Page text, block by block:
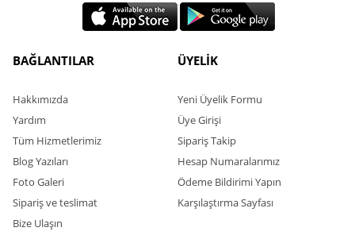
BAĞLANTILAR
Hakkımızda
Yardım
Tüm Hizmetlerimiz
Blog Yazıları
Foto Galeri
Sipariş ve teslimat
Bize Ulaşın
ÜYELİK
Yeni Üyelik Formu
Üye Girişi
Sipariş Takip
Hesap Numaralarımız
Ödeme Bildirimi Yapın
Karşılaştırma Sayfası